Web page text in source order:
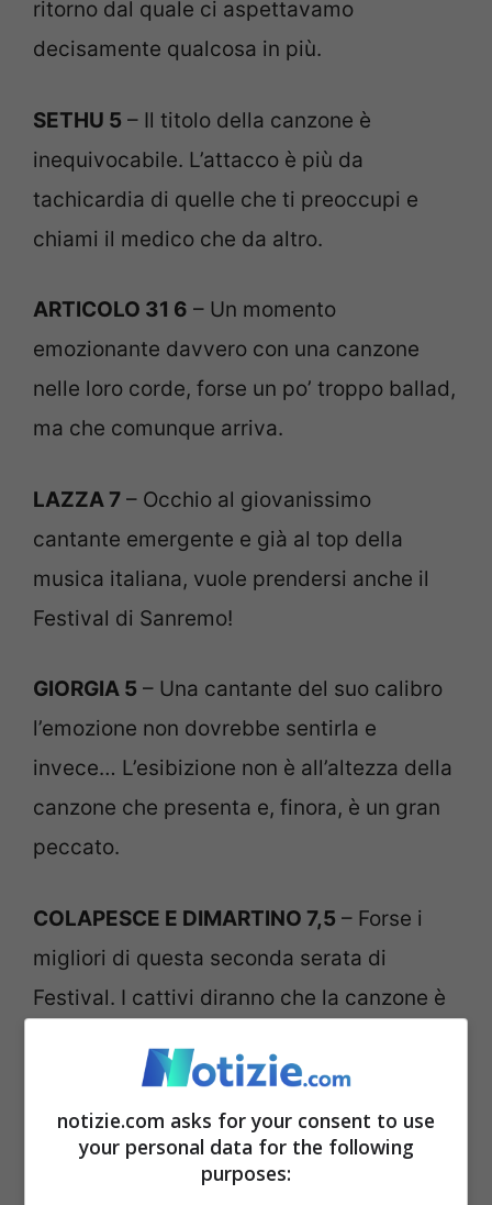
ritorno dal quale ci aspettavamo
decisamente qualcosa in più.
SETHU 5 – Il titolo della canzone è
inequivocabile. L’attacco è più da
tachicardia di quelle che ti preoccupi e
chiami il medico che da altro.
ARTICOLO 31 6 – Un momento
emozionante davvero con una canzone
nelle loro corde, forse un po’ troppo ballad,
ma che comunque arriva.
LAZZA 7 – Occhio al giovanissimo
cantante emergente e già al top della
musica italiana, vuole prendersi anche il
Festival di Sanremo!
GIORGIA 5 – Una cantante del suo calibro
l’emozione non dovrebbe sentirla e
invece… L’esibizione non è all’altezza della
canzone che presenta e, finora, è un gran
peccato.
COLAPESCE E DIMARTINO 7,5 – Forse i
migliori di questa seconda serata di
Festival. I cattivi diranno che la canzone è
leggerissima, ma il pezzo c’è ed è una
bomba vera e propria e l’Ariston apprezza.
– Di poco sotto la sufficienza ed
notizie.com asks for your consent to use
your personal data for the following
purposes: